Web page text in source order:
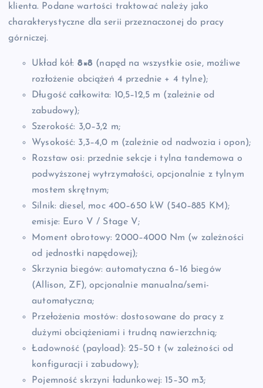
klienta. Podane wartości traktować należy jako
charakterystyczne dla serii przeznaczonej do pracy
górniczej.
Układ kół: 8×8 (napęd na wszystkie osie, możliwe
rozłożenie obciążeń 4 przednie + 4 tylne);
Długość całkowita: 10,5–12,5 m (zależnie od
zabudowy);
Szerokość: 3,0–3,2 m;
Wysokość: 3,3–4,0 m (zależnie od nadwozia i opon);
Rozstaw osi: przednie sekcje i tylna tandemowa o
podwyższonej wytrzymałości, opcjonalnie z tylnym
mostem skrętnym;
Silnik: diesel, moc 400–650 kW (540–885 KM);
emisje: Euro V / Stage V;
Moment obrotowy: 2000–4000 Nm (w zależności
od jednostki napędowej);
Skrzynia biegów: automatyczna 6–16 biegów
(Allison, ZF), opcjonalnie manualna/semi-
automatyczna;
Przełożenia mostów: dostosowane do pracy z
dużymi obciążeniami i trudną nawierzchnią;
Ładowność (payload): 25–50 t (w zależności od
konfiguracji i zabudowy);
Pojemność skrzyni ładunkowej: 15–30 m3;